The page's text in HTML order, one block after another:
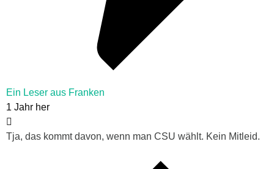
Ein Leser aus Franken
1 Jahr her
Tja, das kommt davon, wenn man CSU wählt. Kein Mitleid.